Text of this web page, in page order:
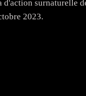
d'action surnaturelle
2023.